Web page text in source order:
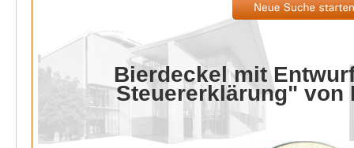
Bierdeckel mit
Steuererklärung" von